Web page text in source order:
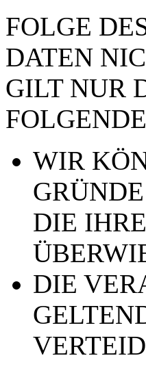
FOLGE
DATEN
GILT NUR
WIR
DIE
DIE